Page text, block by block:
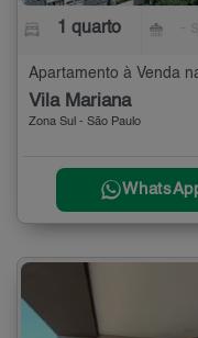
1 quarto
Apartamento à Venda
Vila Mariana
Zona Sul - São Paulo